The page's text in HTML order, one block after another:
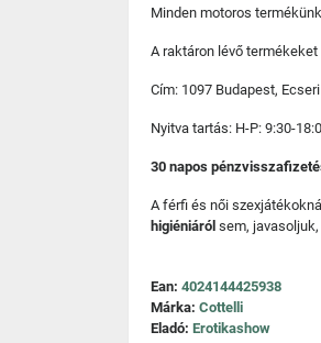
Minden motoros
A raktáron lévő termékeket
Cím: 1097 Budapest,
Nyitva tartás: H-P: 9:30-
30 napos
A férfi és női
higiéniáról sem,
Ean: 4024144425938
Márka: Cottelli
Eladó: Erotikashow